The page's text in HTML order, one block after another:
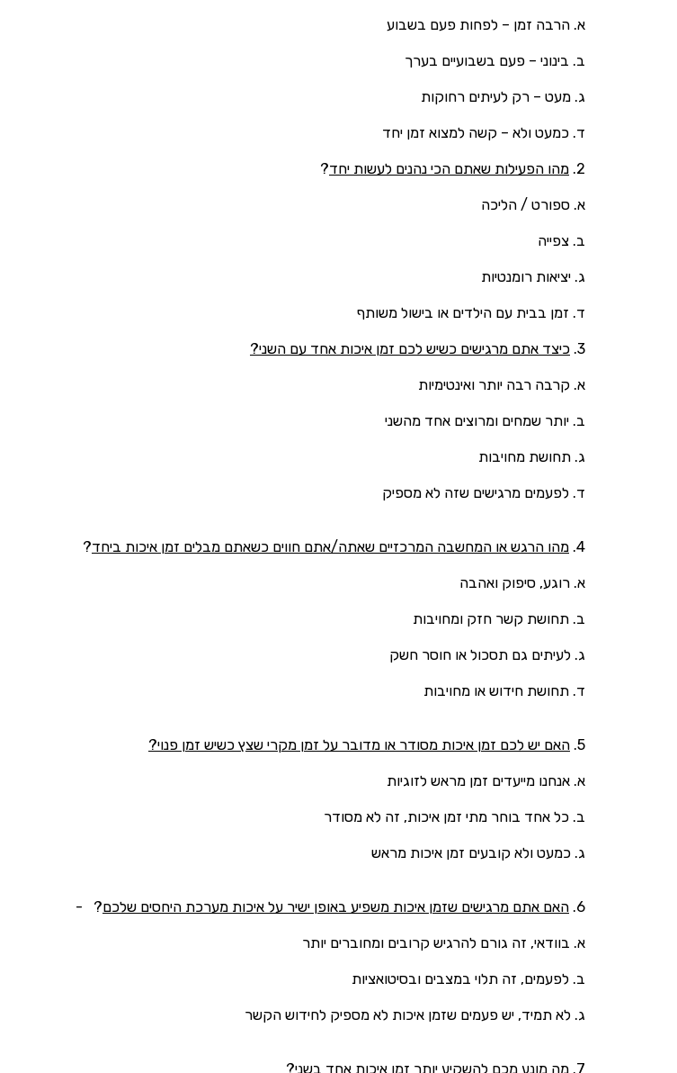
א. הרבה זמן – לפחות פעם בשבוע
ב. בינוני – פעם בשבועיים בערך
ג. מעט – רק לעיתים רחוקות
ד. כמעט ולא – קשה למצוא זמן יחד
2. מהו הפעילות שאתם הכי נהנים לעשות יחד?
א. ספורט / הליכה
ב. צפייה
ג. יציאות רומנטיות
ד. זמן בבית עם הילדים או בישול משותף
3. כיצד אתם מרגישים כשיש לכם זמן איכות אחד עם השני?
א. קרבה רבה יותר ואינטימיות
ב. יותר שמחים ומרוצים אחד מהשני
ג. תחושת מחויבות
ד. לפעמים מרגישים שזה לא מספיק
4. מהו הרגש או המחשבה המרכזיים שאתה/אתם חווים כשאתם מבלים זמן איכות ביחד?
א. רוגע, סיפוק ואהבה
ב. תחושת קשר חזק ומחויבות
ג. לעיתים גם תסכול או חוסר חשק
ד. תחושת חידוש או מחויבות
5. האם יש לכם זמן איכות מסודר או מדובר על זמן מקרי שצץ כשיש זמן פנוי?
א. אנחנו מייעדים זמן מראש לזוגיות
ב. כל אחד בוחר מתי זמן איכות, זה לא מסודר
ג. כמעט ולא קובעים זמן איכות מראש
6. האם אתם מרגישים שזמן איכות משפיע באופן ישיר על איכות מערכת היחסים שלכם? -
א. בוודאי, זה גורם להרגיש קרובים ומחוברים יותר
ב. לפעמים, זה תלוי במצבים ובסיטואציות
ג. לא תמיד, יש פעמים שזמן איכות לא מספיק לחידוש הקשר
7. מה מונע מכם להשקיע יותר זמן איכות אחד בשני?